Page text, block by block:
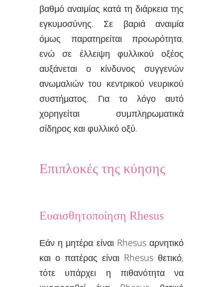
βαθμό αναιμίας κατά τη διάρκεια της
εγκυμοσύνης. Σε βαριά αναιμία
όμως παρατηρείται προωρότητα,
ενώ σε έλλειψη φυλλικού οξέος
αυξάνεται ο κίνδυνος συγγενών
ανωμαλιών του κεντρικού νευρικού
συστήματος. Για το λόγο αυτό
χορηγείται συμπληρωματικά
σίδηρος και φυλλικό οξύ.
Επιπλοκές της κύησης
Ευαισθητοποίηση Rhesus
Εάν η μητέρα είναι Rhesus αρνητικό
και ο πατέρας είναι Rhesus θετικό,
τότε υπάρχει η πιθανότητα να